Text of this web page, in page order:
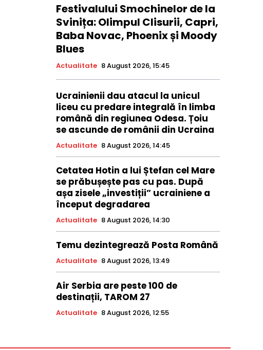
Festivalului Smochinelor de la
Svinița: Olimpul Clisurii, Capri,
Baba Novac, Phoenix și Moody
Blues
Actualitate 8 August 2026, 15:45
Ucrainienii dau atacul la unicul
liceu cu predare integrală în limba
română din regiunea Odesa. Țoiu
se ascunde de românii din Ucraina
Actualitate 8 August 2026, 14:45
Cetatea Hotin a lui Ștefan cel Mare
se prăbușește pas cu pas. După
așa zisele „investiții” ucrainiene a
început degradarea
Actualitate 8 August 2026, 14:30
Temu dezintegrează Posta Română
Actualitate 8 August 2026, 13:49
Air Serbia are peste 100 de
destinații, TAROM 27
Actualitate 8 August 2026, 12:55